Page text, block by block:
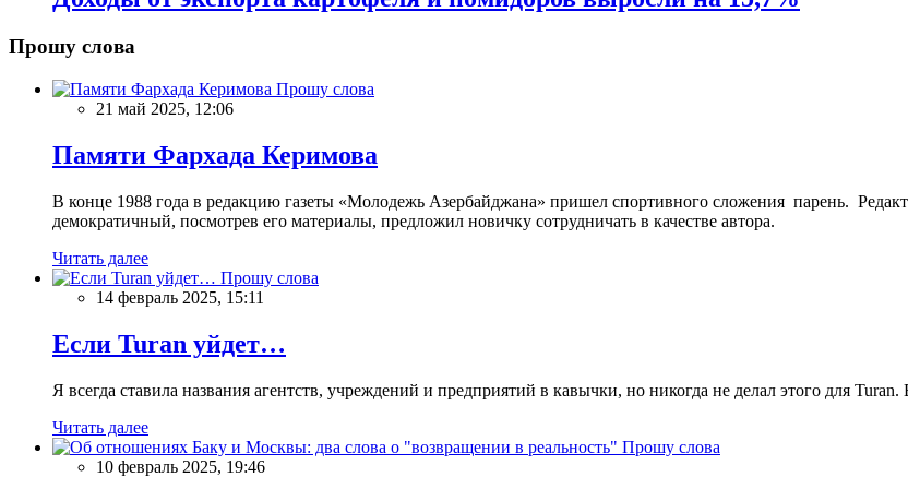
Прошу слова
Прошу слова
21 май 2025, 12:06
Памяти Фархада Керимова
В конце 1988 года в редакцию газеты «Молодежь Азербайджана» пришел спортивного сложения парень.
демократичный, посмотрев его материалы, предложил новичку сотрудничать в качестве автора.
Читать далее
Прошу слова
14 февраль 2025, 15:11
Если Turan уйдет…
Я всегда ставила названия агентств, учреждений и предприятий в кавычки, но никогда не делал этого для
Читать далее
Прошу слова
10 февраль 2025, 19:46